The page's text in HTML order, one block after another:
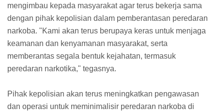
mengimbau kepada masyarakat agar terus bekerja sama
dengan pihak kepolisian dalam pemberantasan peredaran
narkoba. "Kami akan terus berupaya keras untuk menjaga
keamanan dan kenyamanan masyarakat, serta
memberantas segala bentuk kejahatan, termasuk
peredaran narkotika," tegasnya.
Pihak kepolisian akan terus meningkatkan pengawasan
dan operasi untuk meminimalisir peredaran narkoba di